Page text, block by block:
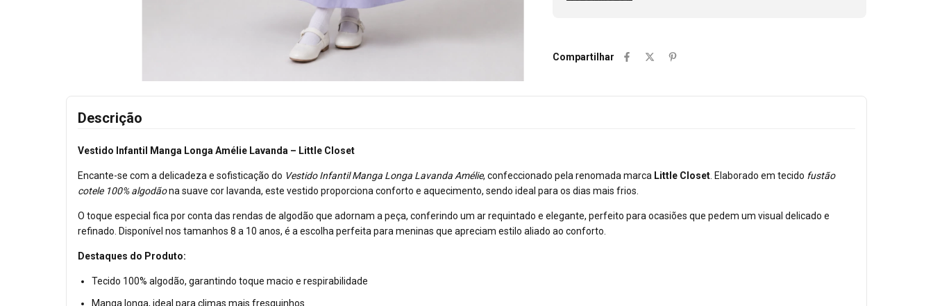
Compartilhar
Descrição
Vestido Infantil Manga Longa Amélie Lavanda – Little Closet
Encante-se com a delicadeza e sofisticação do Vestido Infantil Manga Longa Lavanda Amélie, confeccionado pela renomada marca Little Closet . Elaborado em tecido fustão
cotele 100% algodãona suave cor lavanda, este vestido proporciona conforto e aquecimento, sendo ideal para os dias mais frios.
O toque especial fica por conta das rendas de algodão que adornam a peça, conferindo um ar requintado e elegante, perfeito para ocasiões que pedem um visual delicado e
refinado. Disponível nos tamanhos 8 a 10 anos, é a escolha perfeita para meninas que apreciam estilo aliado ao conforto.
Destaques do Produto:
Tecido 100% algodão, garantindo toque macio e respirabilidade
Manga longa, ideal para climas mais fresquinhos